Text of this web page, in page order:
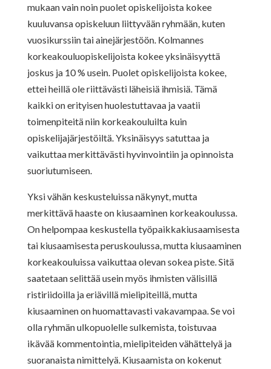
mukaan vain noin puolet opiskelijoista kokee
kuuluvansa opiskeluun liittyvään ryhmään, kuten
vuosikurssiin tai ainejärjestöön. Kolmannes
korkeakouluopiskelijoista kokee yksinäisyyttä
joskus ja 10 % usein. Puolet opiskelijoista kokee,
ettei heillä ole riittävästi läheisiä ihmisiä. Tämä
kaikki on erityisen huolestuttavaa ja vaatii
toimenpiteitä niin korkeakouluilta kuin
opiskelijajärjestöiltä.Yksinäisyys satuttaa ja
vaikuttaa merkittävästi hyvinvointiin ja opinnoista
suoriutumiseen.
Yksi vähän keskusteluissa näkynyt, mutta
merkittävä haaste on kiusaaminen korkeakoulussa.
On helpompaa keskustella työpaikkakiusaamisesta
tai kiusaamisesta peruskoulussa, mutta kiusaaminen
korkeakouluissa vaikuttaa olevan sokea piste. Sitä
saatetaan selittää usein myös ihmisten välisillä
ristiriidoilla ja eriävillä mielipiteillä, mutta
kiusaaminen on huomattavasti vakavampaa. Se voi
olla ryhmän ulkopuolelle sulkemista, toistuvaa
ikävää kommentointia, mielipiteiden vähättelyä ja
suoranaista nimittelyä. Kiusaamista on kokenut